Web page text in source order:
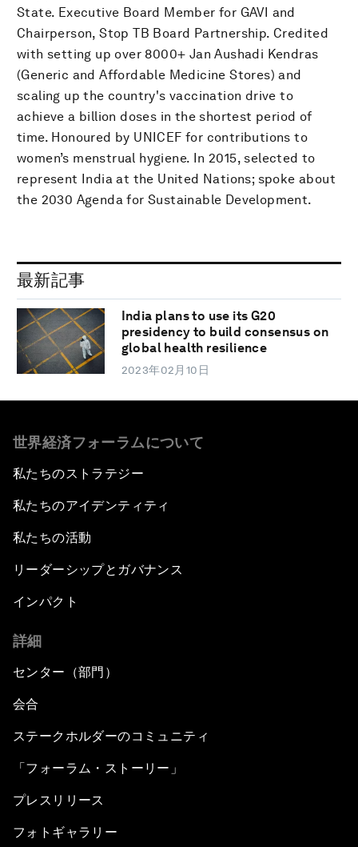
State. Executive Board Member for GAVI and
Chairperson, Stop TB Board Partnership. Credited
with setting up over 8000+ Jan Aushadi Kendras
(Generic and Affordable Medicine Stores) and
scaling up the country's vaccination drive to
achieve a billion doses in the shortest period of
time. Honoured by UNICEF for contributions to
women’s menstrual hygiene. In 2015, selected to
represent India at the United Nations; spoke about
the 2030 Agenda for Sustainable Development.
最新記事
India plans to use its G20
presidency to build consensus on
global health resilience
2023年02月10日
世界経済フォーラムについて
私たちのストラテジー
私たちのアイデンティティ
私たちの活動
リーダーシップとガバナンス
インパクト
詳細
センター（部門）
会合
ステークホルダーのコミュニティ
「フォーラム・ストーリー」
プレスリリース
フォトギャラリー